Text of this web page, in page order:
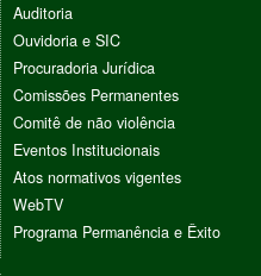
Auditoria
Ouvidoria e SIC
Procuradoria Jurídica
Comissões Permanentes
Comitê de não violência
Eventos Institucionais
Atos normativos vigentes
WebTV
Programa Permanência e Êxito